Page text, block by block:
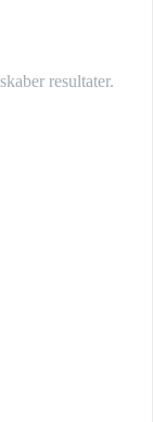
resultater.